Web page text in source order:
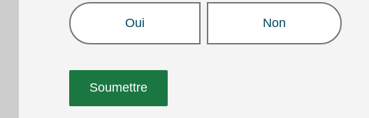
Oui Non